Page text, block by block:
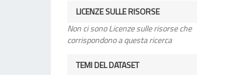
LICENZE SULLE RISORSE
Non ci sono Licenze sulle risorse che
corrispondono a questa ricerca
TEMI DEL DATASET